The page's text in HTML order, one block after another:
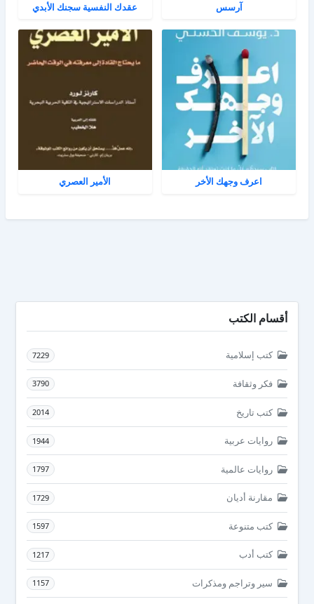
آرسس عقدك النفسية سجنك الأبدي
اعرف وجهك الأخر الأمير العصري
أقسام الكتب
كتب إسلامية 7229
فكر وثقافة 3790
كتب تاريخ 2014
روايات عربية 1944
روايات عالمية 1797
مقارنة أديان 1729
كتب متنوعة 1597
كتب أدب 1217
سير وتراجم ومذكرات 1157